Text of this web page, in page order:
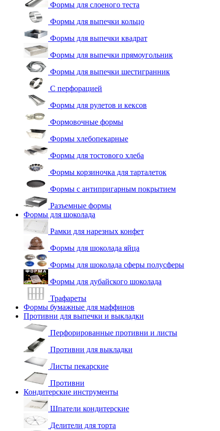
Формы для слоеного теста
Формы для выпечки кольцо
Формы для выпечки квадрат
Формы для выпечки прямоугольник
Формы для выпечки шестигранник
С перфорацией
Формы для рулетов и кексов
Формовочные формы
Формы хлебопекарные
Формы для тостового хлеба
Формы корзиночка для тарталеток
Формы с антипригарным покрытием
Разъемные формы
Формы для шоколада
Рамки для нарезных конфет
Формы для шоколада яйца
Формы для шоколада сферы полусферы
Формы для дубайского шоколада
Трафареты
Формы бумажные для маффинов
Противни для выпечки и выкладки
Перфорированные противни и листы
Противни для выкладки
Листы пекарские
Противни
Кондитерские инструменты
Шпатели кондитерские
Делители для торта